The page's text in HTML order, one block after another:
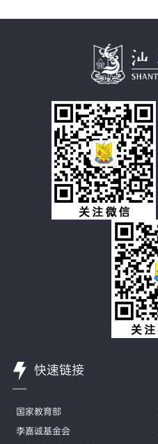
快速链接
国家教育部
李嘉诚基金会